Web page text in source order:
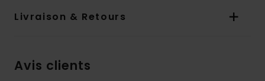
Livraison & Retours
Avis clients